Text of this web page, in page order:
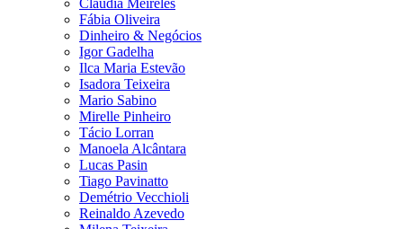
Fábia Oliveira
Dinheiro & Negócios
Igor Gadelha
Ilca Maria Estevão
Isadora Teixeira
Mario Sabino
Mirelle Pinheiro
Tácio Lorran
Manoela Alcântara
Lucas Pasin
Tiago Pavinatto
Demétrio Vecchioli
Reinaldo Azevedo